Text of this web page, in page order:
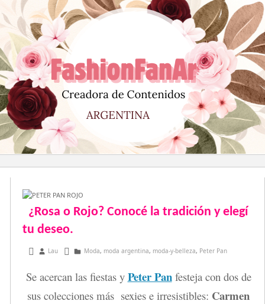
al
contenido
¿Rosa o Rojo? Conocé la tradición y elegí
tu deseo.
diciembre 20, 2014
Lau Moda, moda argentina, moda-y-belleza, Peter Pan
Se acercan las fiestas y Peter Panfesteja con dos de
sus colecciones más sexies e irresistibles: Carmen